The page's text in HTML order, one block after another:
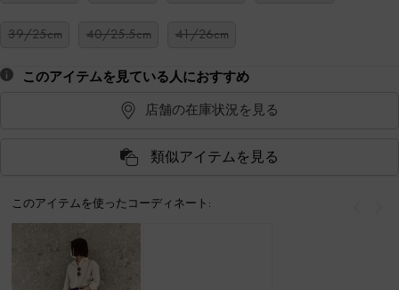
39/25cm 40/25.5cm 41/26cm
このアイテムを見ている人におすすめ
店舗の在庫状況を見る
類似アイテムを見る
このアイテムを使ったコーディネート: